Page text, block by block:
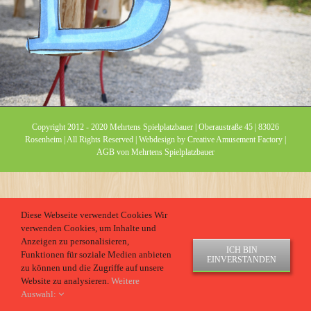
Copyright 2012 - 2020 Mehrtens Spielplatzbauer | Oberaustraße 45 | 83026
Rosenheim | All Rights Reserved | Webdesign by Creative Amusement Factory
AGB von Mehrtens Spielplatzbauer
Diese Webseite verwendet Cookies Wir
verwenden Cookies, um Inhalte und
Anzeigen zu personalisieren,
Funktionen für soziale Medien anbieten
zu können und die Zugriffe auf unsere
Website zu analysieren. Weitere
Auswahl:
ICH BIN
EINVERSTANDEN